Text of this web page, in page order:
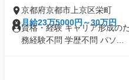
京都府京都市上京区栄町
月給23万5000円～30万円
資格・経験 キャリア形成の
務経験不問 学歴不問 パソ...